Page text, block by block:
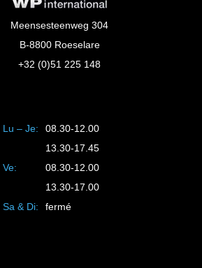
Meensesteenweg 304
B-8800 Roeselare
+32 (0)51 225 148
Lu – Je:
08.30-12.00
13.30-17.45
Ve:
08.30-12.00
13.30-17.00
Sa & Di:
fermé